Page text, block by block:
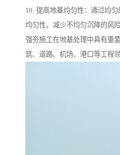
10. 提高地基均匀性：通过均
均匀性，减少不均匀沉降的风险
强夯施工在地基处理中具有重
筑、道路、机场、港口等工程领